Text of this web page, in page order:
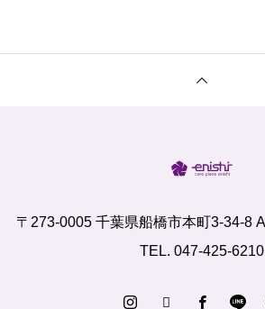
〒273-0005 千葉県船橋市本町3-34-8
TEL. 047-425-6210